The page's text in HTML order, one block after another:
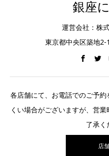
銀座
運営会社：株
東京都中央区築地
各店舗にて、お電話でのご予
くい場合がございますが、営
了承く
店